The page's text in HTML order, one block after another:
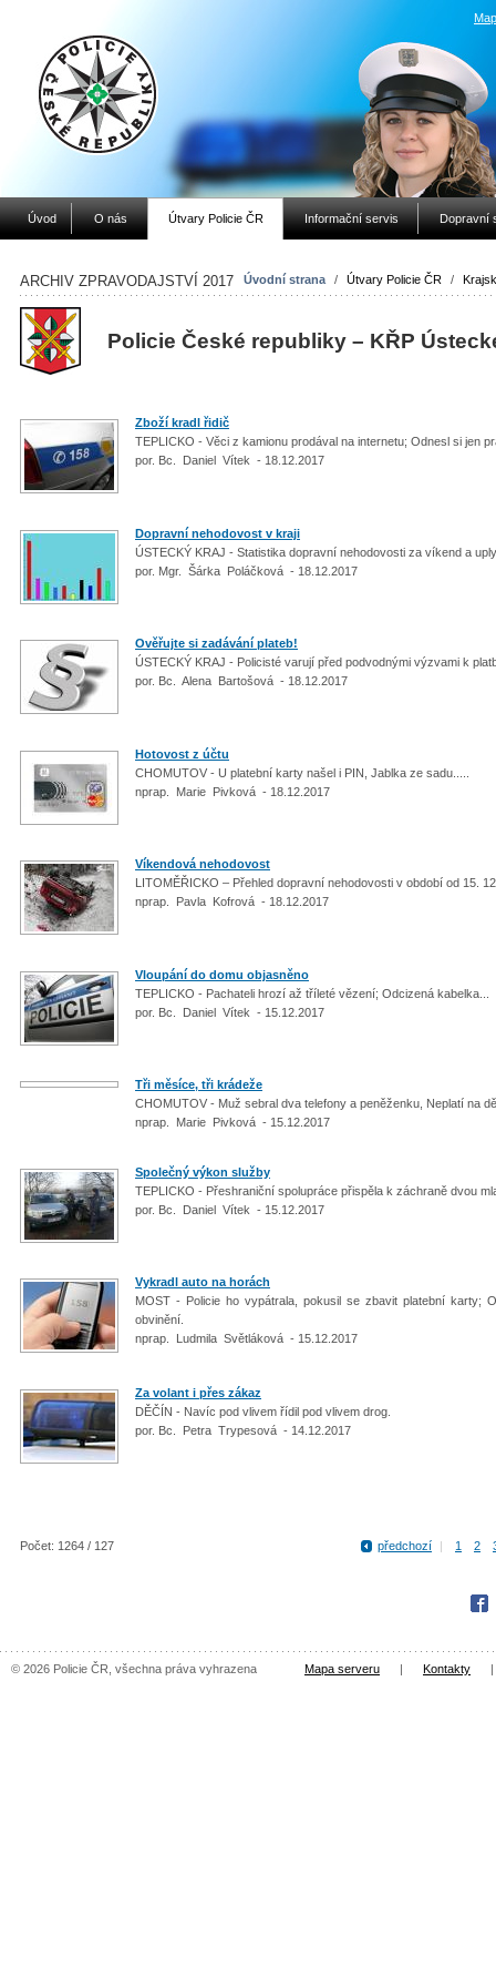
Úvod O nás Útvary Policie ČR Informační servis Dopravní
Úvodní strana / Útvary Policie ČR /
ARCHIV ZPRAVODAJSTVÍ 2017
Policie České republiky – KŘP
Zboží kradl řidič
TEPLICKO - Věci z kamionu prodával na internetu; Odnesl si jen
por. Bc. Daniel Vítek - 18.12.2017
Dopravní nehodovost v kraji
ÚSTECKÝ KRAJ - Statistika dopravní nehodovosti za víkend a
por. Mgr. Šárka Poláčková - 18.12.2017
Ověřujte si zadávání plateb!
ÚSTECKÝ KRAJ - Policisté varují před podvodnými výzvami k
por. Bc. Alena Bartošová - 18.12.2017
Hotovost z účtu
CHOMUTOV - U platební karty našel i PIN, Jablka ze sadu.....
nprap. Marie Pivková - 18.12.2017
Víkendová nehodovost
LITOMĚŘICKO – Přehled dopravní nehodovosti v období od 15.
nprap. Pavla Kofrová - 18.12.2017
Vloupání do domu objasněno
TEPLICKO - Pachateli hrozí až tříleté vězení; Odcizená kabelka...
por. Bc. Daniel Vítek - 15.12.2017
Tři měsíce, tři krádeže
CHOMUTOV - Muž sebral dva telefony a peněženku, Neplatí na
nprap. Marie Pivková - 15.12.2017
Společný výkon služby
TEPLICKO - Přeshraniční spolupráce přispěla k záchraně dvou
por. Bc. Daniel Vítek - 15.12.2017
Vykradl auto na horách
MOST - Policie ho vypátrala, pokusil se zbavit platební karty;
obvinění.
nprap. Ludmila Světláková - 15.12.2017
Za volant i přes zákaz
DĚČÍN - Navíc pod vlivem řídil pod vlivem drog.
por. Bc. Petra Trypesová - 14.12.2017
Počet: 1264 / 127 předchozí | 1 2
© 2026 Policie ČR, všechna práva vyhrazena Mapa serveru | Kontakty |